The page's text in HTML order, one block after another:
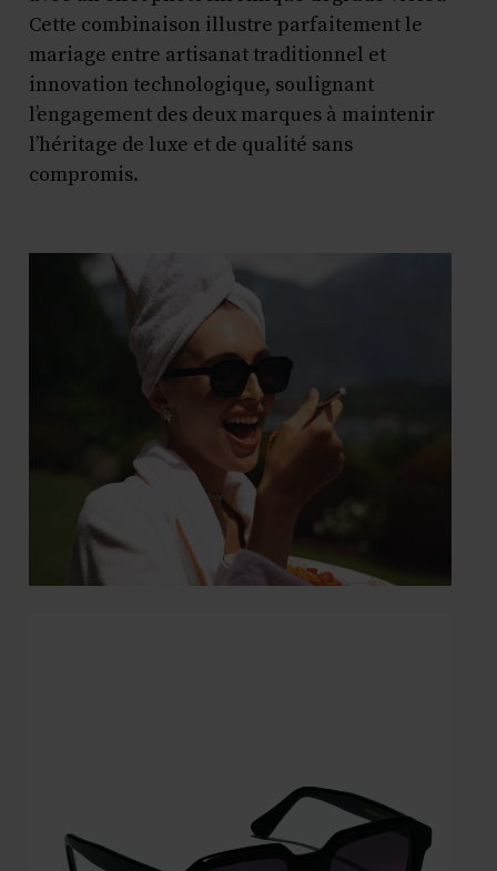
Cette combinaison illustre parfaitement le
mariage entre artisanat traditionnel et
innovation technologique, soulignant
l’engagement des deux marques à maintenir
l’héritage de luxe et de qualité sans
compromis.